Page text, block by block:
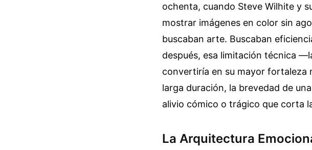
ochenta, cuando Steve Wilhite y
mostrar imágenes en color sin
buscaban arte. Buscaban
después, esa limitación técnica
convertiría en su mayor fortaleza
larga duración, la brevedad de
alivio cómico o trágico que corta
La Arquitectura